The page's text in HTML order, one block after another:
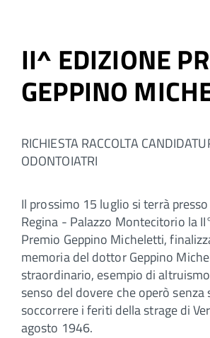
II^ EDIZIONE
GEPPINO
RICHIESTA RACCOLTA
ODONTOIATRI
Il prossimo 15 luglio si terrà
Regina - Palazzo Montecitorio la
Premio Geppino Micheletti,
memoria del dottor Geppino
straordinario, esempio di
senso del dovere che operò senza
soccorrere i feriti della strage di
agosto 1946.